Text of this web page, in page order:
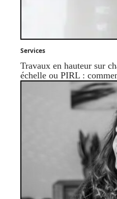
Services
Travaux en hauteur sur
échelle ou PIRL :